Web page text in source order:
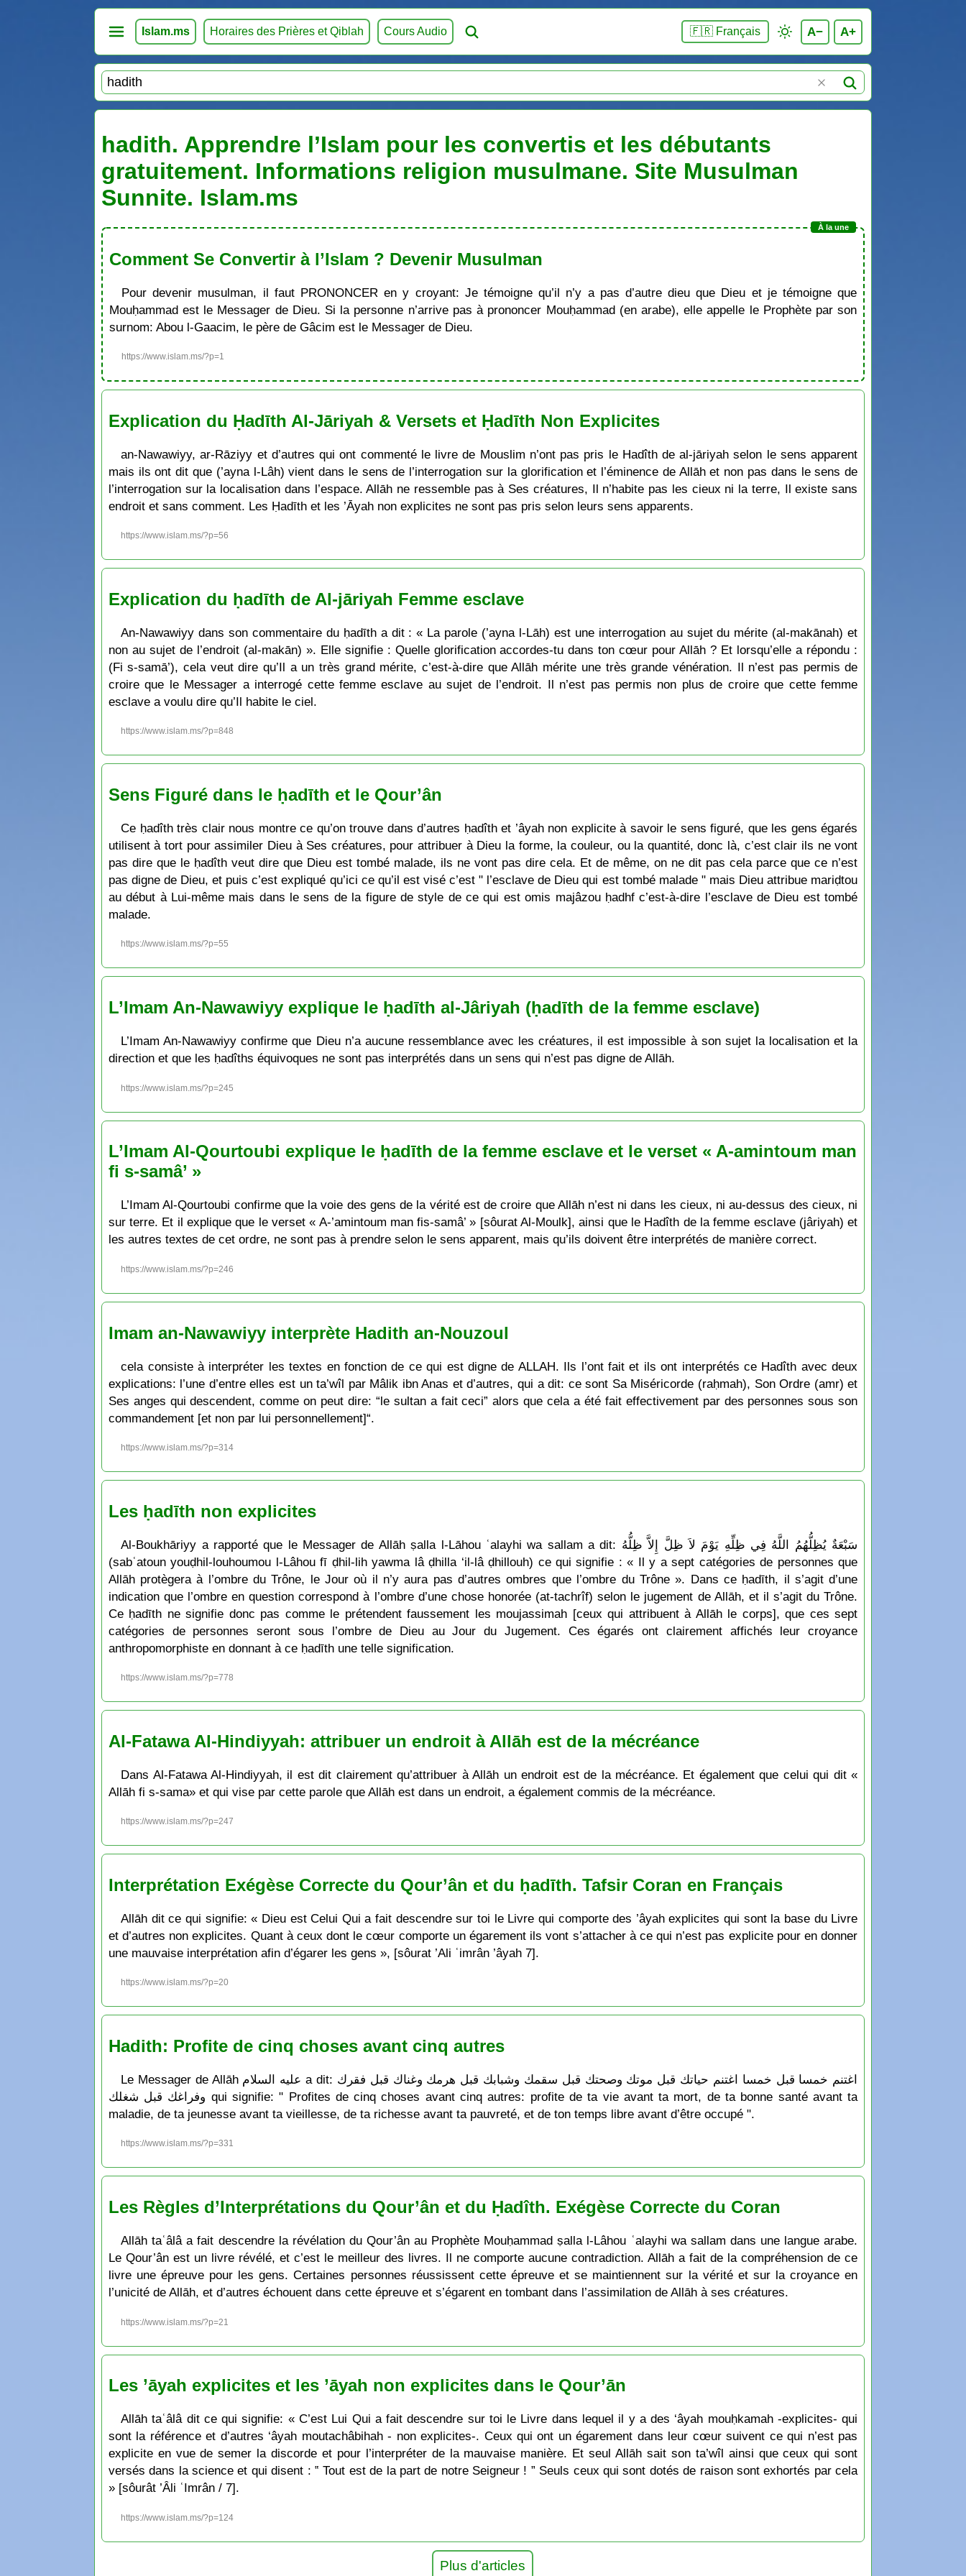
Islam.ms Horaires des Prières et Qiblah Cours Audio 🇫🇷 Français A− A+
hadith. Apprendre l’Islam pour les convertis et les débutants
gratuitement. Informations religion musulmane. Site Musulman
Sunnite. Islam.ms
Comment Se Convertir à l’Islam ? Devenir Musulman
Pour devenir musulman, il faut PRONONCER en y croyant: Je témoigne qu’il n’y a pas d’autre dieu que Dieu et je témoigne que
Mouḥammad est le Messager de Dieu. Si la personne n’arrive pas à prononcer Mouḥammad (en arabe), elle appelle le Prophète par son
surnom: Abou l-Gaacim, le père de Gâcim est le Messager de Dieu.
https://www.islam.ms/?p=1
Explication du Ḥadīth Al-Jāriyah & Versets et Ḥadīth Non Explicites
an-Nawawiyy, ar-Rāziyy et d’autres qui ont commenté le livre de Mouslim n’ont pas pris le Hadîth de al-jāriyah selon le sens apparent
mais ils ont dit que (’ayna l-Lâh) vient dans le sens de l’interrogation sur la glorification et l’éminence de Allāh et non pas dans le sens de
l’interrogation sur la localisation dans l’espace. Allāh ne ressemble pas à Ses créatures, Il n’habite pas les cieux ni la terre, Il existe sans
endroit et sans comment. Les Ḥadīth et les ’Āyah non explicites ne sont pas pris selon leurs sens apparents.
https://www.islam.ms/?p=56
Explication du ḥadīth de Al-jāriyah Femme esclave
An-Nawawiyy dans son commentaire du ḥadīth a dit : « La parole (’ayna l-Lāh) est une interrogation au sujet du mérite (al-makānah) et
non au sujet de l’endroit (al-makān) ». Elle signifie : Quelle glorification accordes-tu dans ton cœur pour Allāh ? Et lorsqu’elle a répondu :
(Fi s-samā’), cela veut dire qu’Il a un très grand mérite, c’est-à-dire que Allāh mérite une très grande vénération. Il n’est pas permis de
croire que le Messager a interrogé cette femme esclave au sujet de l’endroit. Il n’est pas permis non plus de croire que cette femme
esclave a voulu dire qu’Il habite le ciel.
https://www.islam.ms/?p=848
Sens Figuré dans le ḥadīth et le Qour’ân
Ce ḥadîth très clair nous montre ce qu’on trouve dans d’autres ḥadîth et ’âyah non explicite à savoir le sens figuré, que les gens égarés
utilisent à tort pour assimiler Dieu à Ses créatures, pour attribuer à Dieu la forme, la couleur, ou la quantité, donc là, c’est clair ils ne vont
pas dire que le ḥadîth veut dire que Dieu est tombé malade, ils ne vont pas dire cela. Et de même, on ne dit pas cela parce que ce n’est
pas digne de Dieu, et puis c’est expliqué qu’ici ce qu’il est visé c’est " l’esclave de Dieu qui est tombé malade " mais Dieu attribue mariḍtou
au début à Lui-même mais dans le sens de la figure de style de ce qui est omis majâzou ḥadhf c’est-à-dire l’esclave de Dieu est tombé
malade.
https://www.islam.ms/?p=55
L’Imam An-Nawawiyy explique le ḥadīth al-Jâriyah (ḥadīth de la femme esclave)
L’Imam An-Nawawiyy confirme que Dieu n’a aucune ressemblance avec les créatures, il est impossible à son sujet la localisation et la
direction et que les ḥadîths équivoques ne sont pas interprétés dans un sens qui n’est pas digne de Allāh.
https://www.islam.ms/?p=245
L’Imam Al-Qourtoubi explique le ḥadīth de la femme esclave et le verset « A-amintoum man
fi s-samâ’ »
L’Imam Al-Qourtoubi confirme que la voie des gens de la vérité est de croire que Allāh n’est ni dans les cieux, ni au-dessus des cieux, ni
sur terre. Et il explique que le verset « A-’amintoum man fis-samâ’ » [sôurat Al-Moulk], ainsi que le Hadîth de la femme esclave (jâriyah) et
les autres textes de cet ordre, ne sont pas à prendre selon le sens apparent, mais qu’ils doivent être interprétés de manière correct.
https://www.islam.ms/?p=246
Imam an-Nawawiyy interprète Hadith an-Nouzoul
cela consiste à interpréter les textes en fonction de ce qui est digne de ALLAH. Ils l’ont fait et ils ont interprétés ce Hadîth avec deux
explications: l’une d’entre elles est un ta’wîl par Mâlik ibn Anas et d’autres, qui a dit: ce sont Sa Miséricorde (raḥmah), Son Ordre (amr) et
Ses anges qui descendent, comme on peut dire: “le sultan a fait ceci” alors que cela a été fait effectivement par des personnes sous son
commandement [et non par lui personnellement]“.
https://www.islam.ms/?p=314
Les ḥadīth non explicites
Al-Boukhāriyy a rapporté que le Messager de Allāh ṣalla l-Lāhou ʿalayhi wa sallam a dit: سَبْعَةٌ يُظِلُّهُمُ اللَّهُ فِي ظِلِّهِ يَوْمَ لاَ ظِلَّ إِلاَّ ظِلُّهُ
(sabʿatoun youḍhil-louhoumou l-Lâhou fī ḍhil-lih yawma lâ ḍhilla ‘il-lâ ḍhillouh) ce qui signifie : « Il y a sept catégories de personnes que
Allāh protègera à l’ombre du Trône, le Jour où il n’y aura pas d’autres ombres que l’ombre du Trône ». Dans ce ḥadīth, il s’agit d’une
indication que l’ombre en question correspond à l’ombre d’une chose honorée (at-tachrîf) selon le jugement de Allāh, et il s’agit du Trône.
Ce ḥadīth ne signifie donc pas comme le prétendent faussement les moujassimah [ceux qui attribuent à Allāh le corps], que ces sept
catégories de personnes seront sous l’ombre de Dieu au Jour du Jugement. Ces égarés ont clairement affichés leur croyance
anthropomorphiste en donnant à ce ḥadīth une telle signification.
https://www.islam.ms/?p=778
Al-Fatawa Al-Hindiyyah: attribuer un endroit à Allāh est de la mécréance
Dans Al-Fatawa Al-Hindiyyah, il est dit clairement qu’attribuer à Allāh un endroit est de la mécréance. Et également que celui qui dit «
Allāh fi s-sama» et qui vise par cette parole que Allāh est dans un endroit, a également commis de la mécréance.
https://www.islam.ms/?p=247
Interprétation Exégèse Correcte du Qour’ân et du ḥadīth. Tafsir Coran en Français
Allāh dit ce qui signifie: « Dieu est Celui Qui a fait descendre sur toi le Livre qui comporte des ’âyah explicites qui sont la base du Livre
et d’autres non explicites. Quant à ceux dont le cœur comporte un égarement ils vont s’attacher à ce qui n’est pas explicite pour en donner
une mauvaise interprétation afin d’égarer les gens », [sôurat ’Ali ʿimrân ’âyah 7].
https://www.islam.ms/?p=20
Hadith: Profite de cinq choses avant cinq autres
Le Messager de Allāh عليه السلام a dit: اغتنم خمسا قبل خمسا اغتنم حياتك قبل موتك وصحتك قبل سقمك وشبابك قبل هرمك وغناك قبل فقرك
وفراغك قبل شغلك qui signifie: " Profites de cinq choses avant cinq autres: profite de ta vie avant ta mort, de ta bonne santé avant ta
maladie, de ta jeunesse avant ta vieillesse, de ta richesse avant ta pauvreté, et de ton temps libre avant d’être occupé ".
https://www.islam.ms/?p=331
Les Règles d’Interprétations du Qour’ân et du Ḥadîth. Exégèse Correcte du Coran
Allāh taʿâlâ a fait descendre la révélation du Qour’ân au Prophète Mouḥammad ṣalla l-Lâhou ʿalayhi wa sallam dans une langue arabe.
Le Qour’ân est un livre révélé, et c’est le meilleur des livres. Il ne comporte aucune contradiction. Allāh a fait de la compréhension de ce
livre une épreuve pour les gens. Certaines personnes réussissent cette épreuve et se maintiennent sur la vérité et sur la croyance en
l’unicité de Allāh, et d’autres échouent dans cette épreuve et s’égarent en tombant dans l’assimilation de Allāh à ses créatures.
https://www.islam.ms/?p=21
Les ’āyah explicites et les ’āyah non explicites dans le Qour’ān
Allāh taʿâlâ dit ce qui signifie: « C’est Lui Qui a fait descendre sur toi le Livre dans lequel il y a des ‘âyah mouḥkamah -explicites- qui
sont la référence et d’autres ‘âyah moutachâbihah - non explicites-. Ceux qui ont un égarement dans leur cœur suivent ce qui n’est pas
explicite en vue de semer la discorde et pour l’interpréter de la mauvaise manière. Et seul Allāh sait son ta’wîl ainsi que ceux qui sont
versés dans la science et qui disent : ‟ Tout est de la part de notre Seigneur ! ” Seuls ceux qui sont dotés de raison sont exhortés par cela
» [sôurât ’Âli ʿImrân / 7].
https://www.islam.ms/?p=124
Plus d'articles